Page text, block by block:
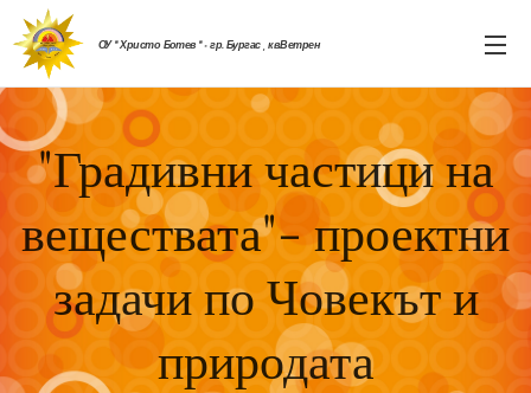
ОУ " Христо Ботев " - гр. Бургас , кв.Ветрен
"Градивни частици на
веществата"- проектни
задачи по Човекът и
природата